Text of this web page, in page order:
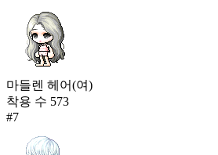
마들렌 헤어(여)
착용 수 573
#7